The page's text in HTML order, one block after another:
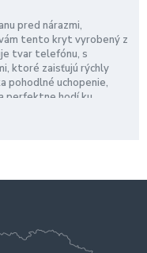
pred nárazmi,
tento kryt vyrobený z
tvar telefónu, s
ktoré zaisťujú rýchly
pohodlné uchopenie,
perfektne hodí ku